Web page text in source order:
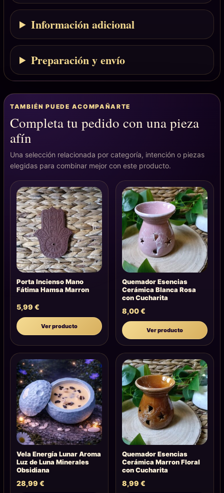
Información adicional
Preparación y envío
TAMBIÉN PUEDE ACOMPAÑARTE
Completa tu pedido con una pieza
afín
Una selección relacionada por categoría, intención o piezas
elegidas para combinar mejor con este producto.
Porta Incienso Mano
Fátima Hamsa Marron
5,99 €
Ver producto
Quemador Esencias
Cerámica Blanca Rosa
con Cucharita
8,00€
Ver producto
Vela Energía Lunar Aroma
Luz de Luna Minerales
Obsidiana
28,99 €
Quemador Esencias
Cerámica Marron Floral
con Cucharita
8,99 €